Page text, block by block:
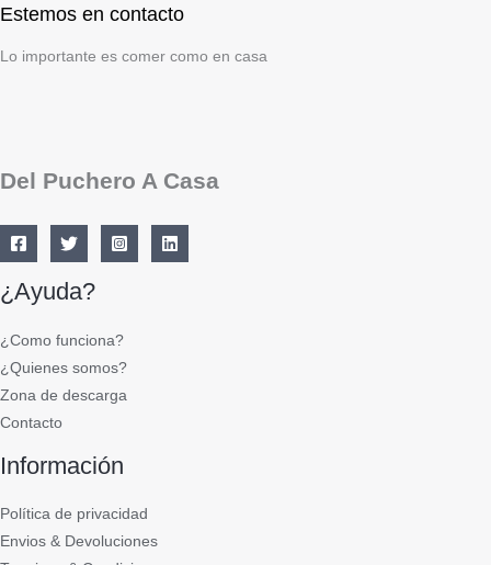
Estemos en contacto
Lo importante es comer como en casa
Del Puchero A Casa
¿Ayuda?
¿Como funciona?
¿Quienes somos?
Zona de descarga
Contacto
Información
Política de privacidad
Envios & Devoluciones